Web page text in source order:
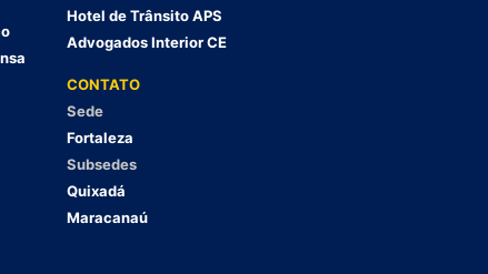
Hotel de Trânsito APS
Advogados Interior CE
CONTATO
Sede
Fortaleza
Subsedes
Quixadá
Maracanaú